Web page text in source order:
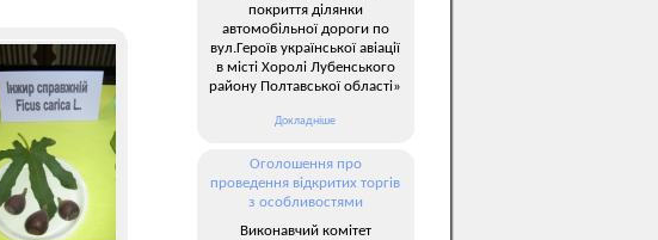
покриття ділянки
автомобільної дороги по
вул.Героїв української авіації
в місті Хоролі Лубенського
району Полтавської області»
Докладніше
Оголошення про
проведення відкритих торгів
з особливостями
Виконавчий комітет